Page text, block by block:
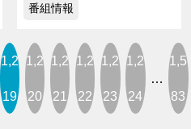
番組情報
1,2
19
1,2
20
1,2
21
1,2
22
1,2
23
1,2
24
…
1,5
83